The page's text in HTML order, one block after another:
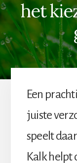
altijd
beter
het
Een
juiste
speelt
Kalk helpt